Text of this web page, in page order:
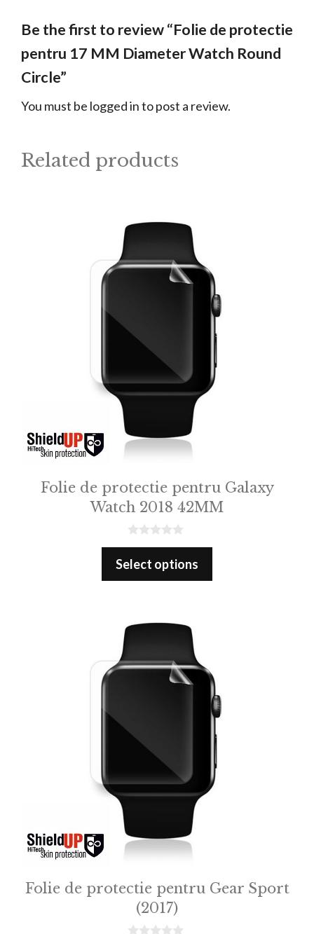
Be the first to review “Folie de protectie
pentru 17 MM Diameter Watch Round
Circle”
You must be logged into post a review.
Related products
Folie de protectie pentru Galaxy
Watch 2018 42MM
0
u
Select options
Folie de protectie pentru Gear Sport
(2017)